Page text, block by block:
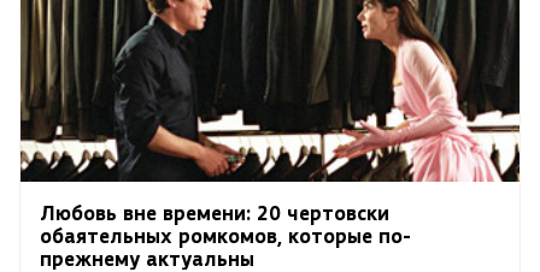
Любовь вне времени: 20 чертовски
обаятельных ромкомов, которые по-
прежнему актуальны